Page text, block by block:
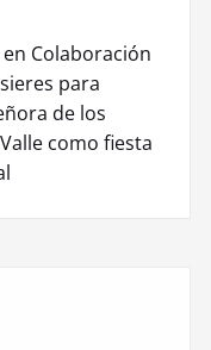
Colaboración
para
de los
como fiesta